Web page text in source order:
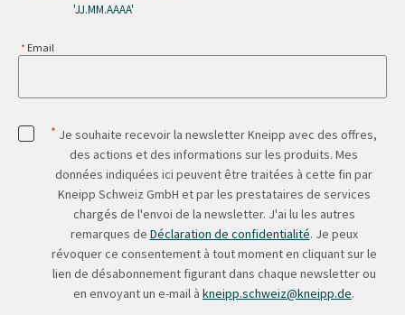
'JJ.MM.AAAA'
Email
* Je souhaite recevoir la newsletter Kneipp avec des offres,
des actions et des informations sur les produits. Mes
données indiquées ici peuvent être traitées à cette fin par
Kneipp Schweiz GmbH et par les prestataires de services
chargés de l'envoi de la newsletter. J'ai lu les autres
remarques de Déclaration de confidentialité. Je peux
révoquer ce consentement à tout moment en cliquant sur le
lien de désabonnement figurant dans chaque newsletter ou
en envoyant un e-mail à kneipp.schweiz@kneipp.de.